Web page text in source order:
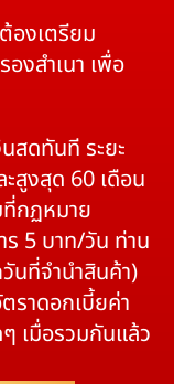
องเตรียม
องสำเนา เพื่อ
สดทันที ระยะ
สูงสุด 60 เดือน
กฏหมาย
ร 5 บาท/วัน ท่าน
นที่จำนำสินค้า)
ราดอกเบี้ยค่า
เมื่อรวมกันแล้ว